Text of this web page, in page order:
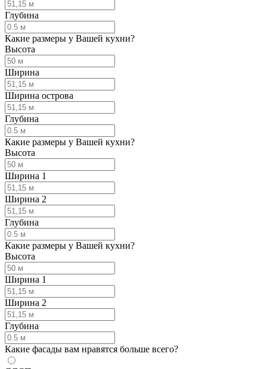
Глубина
Какие размеры у Вашей кухни?
Высота
Ширина
Ширина острова
Глубина
Какие размеры у Вашей кухни?
Высота
Ширина 1
Ширина 2
Глубина
Какие размеры у Вашей кухни?
Высота
Ширина 1
Ширина 2
Глубина
Какие фасады вам нравятся больше всего?